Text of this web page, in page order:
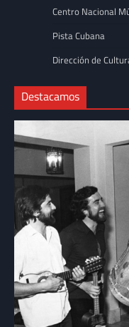
Centro Nacional
Pista Cubana
Dirección de
Destacamos